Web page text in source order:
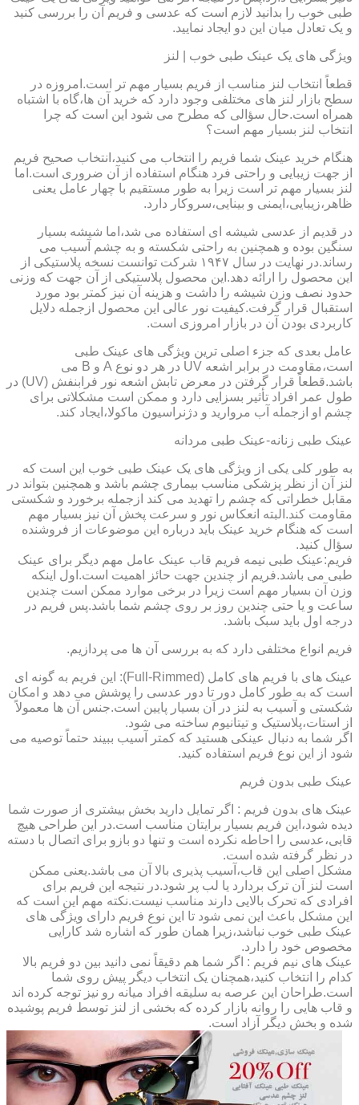
طبی خوب را بدانید لازم است که عدسی و فریم آن را بررسی کنید
و یک تعادل میان این دو ایجاد نمایید.
ویژگی های یک عینک طبی خوب | لنز
قطعاً انتخاب لنز مناسب از فریم بسیار مهم تر است.امروزه در
سطح بازار لنز های مختلفی وجود دارد که خرید آن ها،گاه با اشتباه
همراه است.حال سؤالی که مطرح می شود این است که چرا
انتخاب لنز بسیار مهم است؟
هنگام خرید عینک شما فریم را انتخاب می کنید،انتخاب صحیح فریم
از جهت زیبایی و راحتی فرد هنگام استفاده از آن ضروری است.اما
لنز بسیار مهم تر است زیرا به طور مستقیم با چهار عامل یعنی
ظاهر،زیبایی،ایمنی و بینایی،سروکار دارد.
در قدیم از عدسی شیشه ای استفاده می شد،اما شیشه بسیار
سنگین بوده و همچنین به راحتی شکسته و به چشم آسیب می
رساند.در نهایت در سال ۱۹۴۷ شرکت توانست نسخه پلاستیکی از
این محصول را ارائه دهد.این محصول پلاستیکی از آن جهت که وزنی
حدود نصف وزن شیشه را داشت و هزینه آن نیز کمتر بود مورد
استقبال قرار گرفت.کیفیت نور عالی این محصول ازجمله دلایل
کاربردی بودن آن در بازار امروزی است.
عامل بعدی که جزء اصلی ترین ویژگی های عینک طبی
است،مقاومت در برابر اشعه UV در هر دو نوع A و B می
باشد.قطعاً قرار گرفتن در معرض تابش اشعه نور فرابنفش (UV) در
طول عمر افراد تأثیر بسزایی دارد و ممکن است مشکلاتی برای
چشم او ازجمله آب مروارید و دژنراسیون ماکولا،ایجاد کند.
عینک طبی زنانه-عینک طبی مردانه
به طور کلی یکی از ویژگی های یک عینک طبی خوب این است که
لنز آن از نظر پزشکی مناسب بیماری چشم باشد و همچنین بتواند در
مقابل خطراتی که چشم را تهدید می کند ازجمله برخورد و شکستی
مقاومت کند.البته انعکاس نور و سرعت پخش آن نیز بسیار مهم
است که هنگام خرید عینک باید درباره این موضوعات از فروشنده
سؤال کنید.
فریم:عینک طبی نیمه فریم قاب عینک عامل مهم دیگر برای عینک
طبی می باشد.فریم از چندین جهت حائز اهمیت است.اول اینکه
وزن آن بسیار مهم است زیرا در برخی موارد ممکن است چندین
ساعت و یا حتی چندین روز بر روی چشم شما باشد.پس فریم در
درجه اول باید سبک باشد.
فریم انواع مختلفی دارد که به بررسی آن ها می پردازیم.
عینک های با فریم های کامل (Full-Rimmed): این فریم به گونه ای
است که به طور کامل دور تا دور عدسی را پوشش می دهد و امکان
شکستی و آسیب به لنز در آن بسیار پایین است.جنس آن ها معمولاً
از استات،پلاستیک و تیتانیوم ساخته می شود.
اگر شما به دنبال عینکی هستید که کمتر آسیب ببیند حتماً توصیه می
شود از این نوع فریم استفاده کنید.
عینک طبی بدون فریم
عینک های بدون فریم : اگر تمایل دارید بخش بیشتری از صورت شما
دیده شود،این فریم بسیار برایتان مناسب است.در این طراحی هیچ
قابی،عدسی را احاطه نکرده است و تنها دو بازو برای اتصال با دسته
در نظر گرفته شده است.
مشکل اصلی این قاب،آسیب پذیری بالا آن می باشد.یعنی ممکن
است لنز آن ترک بردارد یا لب پر شود.در نتیجه این فریم برای
افرادی که تحرک بالایی دارند مناسب نیست.نکته مهم این است که
این مشکل باعث این نمی شود تا این نوع فریم دارای ویژگی های
عینک طبی خوب نباشد،زیرا همان طور که اشاره شد کارایی
مخصوص خود را دارد.
عینک های نیم فریم : اگر شما هم دقیقاً نمی دانید بین دو فریم بالا
کدام را انتخاب کنید،همچنان یک انتخاب دیگر پیش روی شما
است.طراحان این عرصه به سلیقه افراد میانه رو نیز توجه کرده اند
و قاب هایی را روانه بازار کرده که بخشی از لنز توسط فریم پوشیده
شده و بخش دیگر آزاد است.